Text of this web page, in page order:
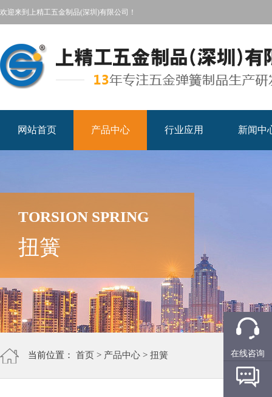
欢迎来到上精工五金制品(深圳)有限公司！
网站首页 产品中心 行业应用 新闻中
TORSION SPRING
扭簧
当前位置： 首页 > 产品中心 > 扭簧 在线咨询